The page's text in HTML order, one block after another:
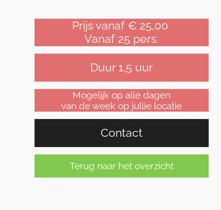
Prijs vanaf € 25,00
Vanaf 25 pers.
Duur 1,5 uur
Mogelijk op alle dagen
van de week op jullie locatie
Contact
Terug naar het overzicht